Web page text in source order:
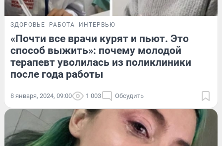
ЗДОРОВЬЕ РАБОТА ИНТЕРВЬЮ
«Почти все врачи курят и пьют. Это
способ выжить»: почему молодой
терапевт уволилась из поликлиники
после года работы
8 января, 2024, 09:00 1 003 Обсудить